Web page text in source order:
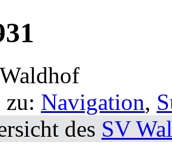
zu: Navigation,
des SV